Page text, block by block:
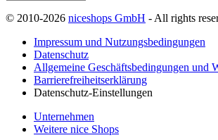
© 2010-2026 niceshops GmbH - All rights
Impressum und Nutzungsbedingungen
Datenschutz
Allgemeine Geschäftsbedingungen und
Barrierefreiheitserklärung
Datenschutz-Einstellungen
Unternehmen
Weitere nice Shops